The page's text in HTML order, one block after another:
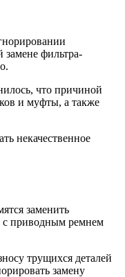
замене фильтра-
что причиной
и муфты, а также
некачественное
заменить
с приводным ремнем
трущихся деталей
замену